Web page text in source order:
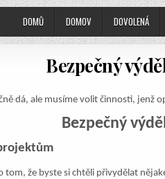
DOMŮ DOMOV DOVOLENÁ
Bezpečný
dá, ale musíme volit činnosti, jenž
Bezpečný
tom, že byste si chtěli přivydělat